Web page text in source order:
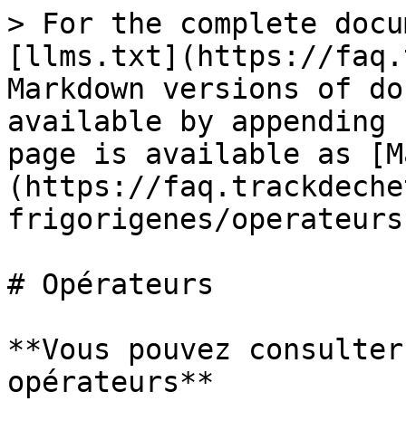
> For the complete
[llms.txt](https://
Markdown versions of
available by
page is available as
(https://
frigorigenes/
# Opérateurs
**Vous pouvez
opérateurs**